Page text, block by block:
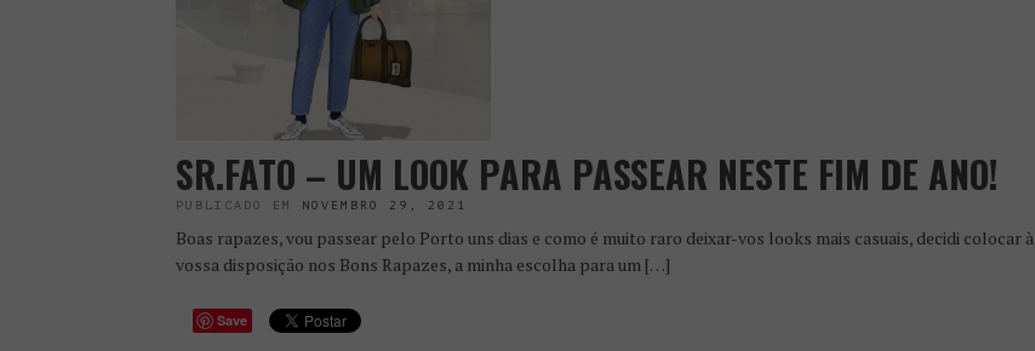
SR.FATO – UM LOOK PARA PASSEAR NESTE FIM DE ANO!
PUBLICADO EM NOVEMBRO 29, 2021
Boas rapazes, vou passear pelo Porto uns dias e como é muito raro deixar-vos looks mais casuais, decidi colocar à
vossa disposição nos Bons Rapazes, a minha escolha para um […]
Save